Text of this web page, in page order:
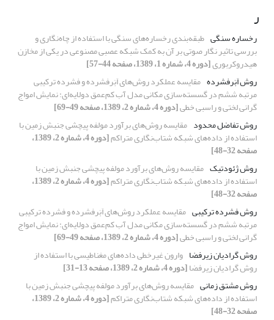
ر
رخساره سنگی طبقه‌بندی رخساره‌‌های سنگی با استفاده از چاه‌نگاری و
بررسی تاثیر نگار صوتی بر آن به کمک شبکه عصبی مصنوعی در یکی از مخازن
هیدروکربوری[دوره 4، شماره 1، 1389، صفحه 44-57]
روش اَبَرفشرده مقایسه عملکرد روش‌های اَبَرفشرده و فشرده ترکیبی
مرتبه ششم در گسسته‌سازی مکانی مدل آب کم‌عمق دولایه‌ای: نمایش امواج
گرانی لختی و راسبی خطی[دوره 4، شماره 2، 1389، صفحه 49-69]
روش تفاضل محدود مقایسه روش‌های برآورد مولفه پیچشی جنبش زمین با
استفاده از داده‌های شبکه شتاب‌نگاری متراکم [دوره 4، شماره 2، 1389،
صفحه 32-48]
روش ژئودتیک مقایسه روش‌های برآورد مولفه پیچشی جنبش زمین با
استفاده از داده‌های شبکه شتاب‌نگاری متراکم [دوره 4، شماره 2، 1389،
صفحه 32-48]
روش فشرده ترکیبی مقایسه عملکرد روش‌های اَبَرفشرده و فشرده ترکیبی
مرتبه ششم در گسسته‌سازی مکانی مدل آب کم‌عمق دولایه‌ای: نمایش امواج
گرانی لختی و راسبی خطی[دوره 4، شماره 2، 1389، صفحه 49-69]
روش گرادیان زیرفضا وارون غیرخطی داده‌های مغناطیسی با استفاده از
روش گرادیان زیرفضا[دوره 4، شماره 2، 1389، صفحه 13-31]
روش مشتق زمانی مقایسه روش‌های برآورد مولفه پیچشی جنبش زمین با
استفاده از داده‌های شبکه شتاب‌نگاری متراکم [دوره 4، شماره 2، 1389،
صفحه 32-48]